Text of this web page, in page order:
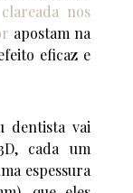
nos
apostam na
eficaz e
dentista vai
cada um
espessura